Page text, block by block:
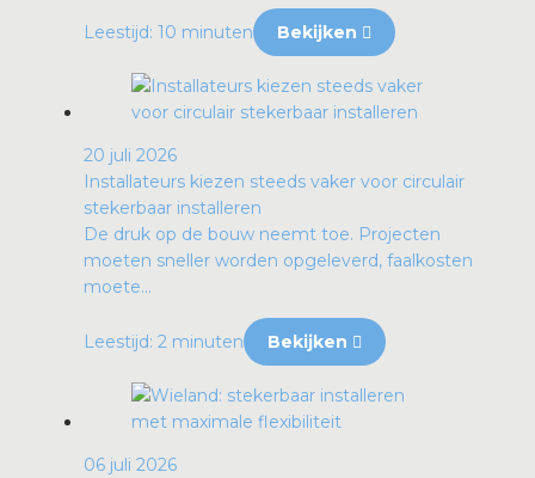
Leestijd: 10 minuten Bekijken
20 juli 2026
Installateurs kiezen steeds vaker voor circulair
stekerbaar installeren
De druk op de bouw neemt toe. Projecten
moeten sneller worden opgeleverd, faalkosten
moete...
Leestijd: 2 minuten Bekijken
06 juli 2026